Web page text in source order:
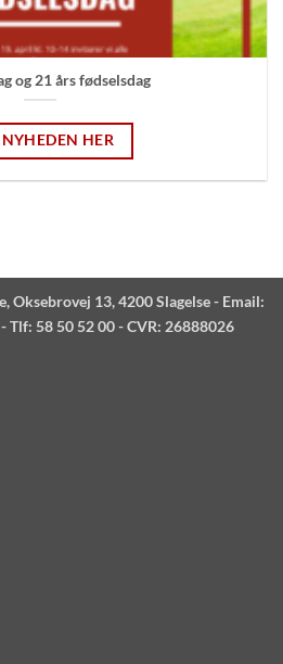
og 21 års fødselsdag
HER
Oksebrovej 13, 4200 Slagelse - Email:
- Tlf: 58 50 52 00 - CVR: 26888026